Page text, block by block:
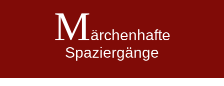
Märchenhafte
Spaziergänge